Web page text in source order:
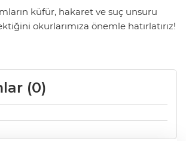
küfür, hakaret ve suç unsuru
okurlarımıza önemle hatırlatırız!
(0)